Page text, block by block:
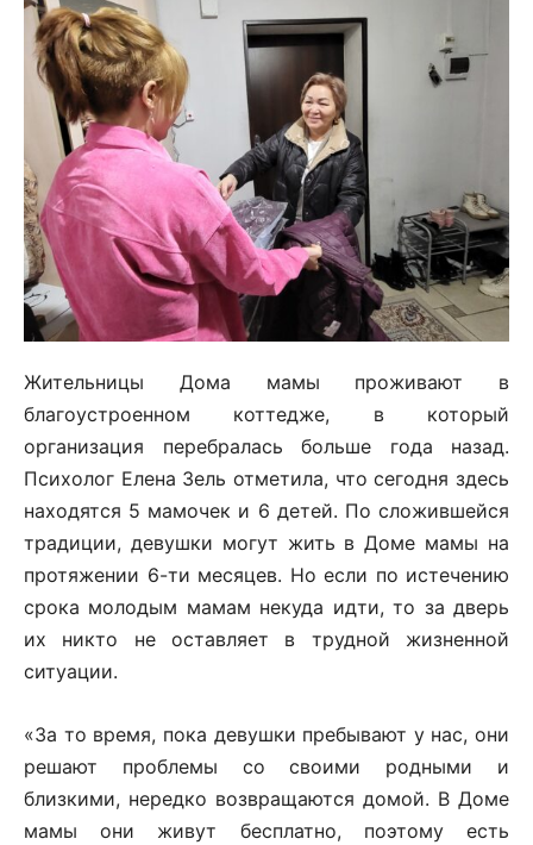
Жительницы Дома мамы проживают в
благоустроенном коттедже, в который
организация перебралась больше года назад.
Психолог Елена Зель отметила, что сегодня здесь
находятся 5 мамочек и 6 детей. По сложившейся
традиции, девушки могут жить в Доме мамы на
протяжении 6-ти месяцев. Но если по истечению
срока молодым мамам некуда идти, то за дверь
их никто не оставляет в трудной жизненной
ситуации.
«За то время, пока девушки пребывают у нас, они
решают проблемы со своими родными и
близкими, нередко возвращаются домой. В Доме
мамы они живут бесплатно, поэтому есть